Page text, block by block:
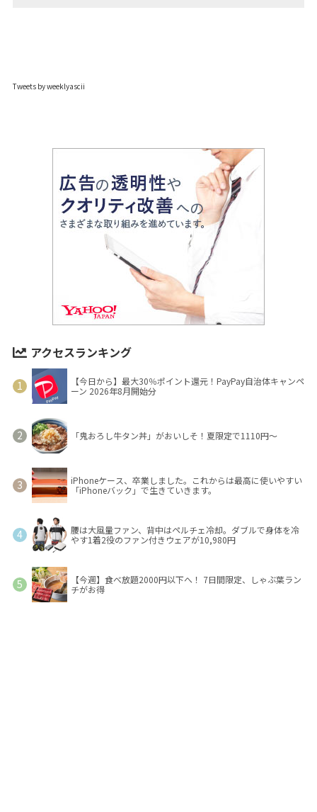
Tweets by weeklyascii
アクセスランキング
【今日から】最大30％ポイント還元！PayPay自治体キャンペ
ーン 2026年8月開始分
「鬼おろし牛タン丼」がおいしそ！夏限定で1110円～
iPhoneケース、卒業しました。これからは最高に使いやすい
「iPhoneバック」で生きていきます。
腰は大風量ファン、背中はペルチェ冷却。ダブルで身体を冷
やす1着2役のファン付きウェアが10,980円
【今週】食べ放題2000円以下へ！ 7日間限定、しゃぶ葉ラン
チがお得